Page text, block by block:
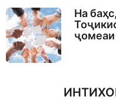
На
ҷомеаи